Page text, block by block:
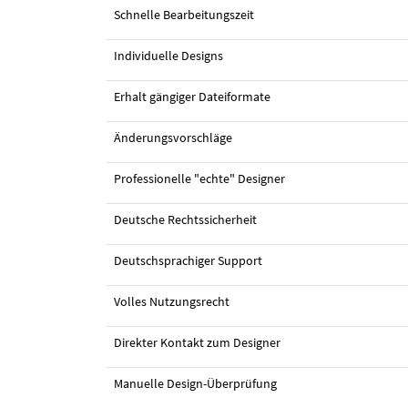
#36 Logo-Design von
Schnelle Bearbeitungszeit
Individuelle Designs
Erhalt gängiger Dateiformate
Änderungsvorschläge
Professionelle "echte" Designer
Deutsche Rechtssicherheit
Deutschsprachiger Support
Volles Nutzungsrecht
Direkter Kontakt zum Designer
Manuelle Design-Überprüfung